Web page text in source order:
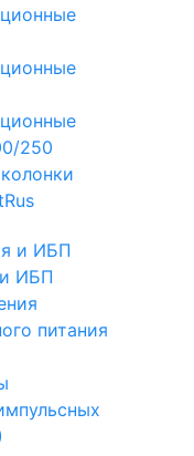
250
ИБП
питания